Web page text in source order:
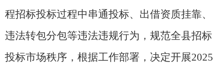
程招标投标过程中串通投标、出借资质挂靠、
违法转包分包等违法违规行为，规范全县招标
投标市场秩序，根据工作部署，决定开展2025